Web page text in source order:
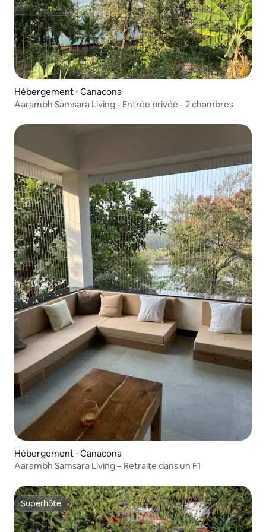
Hébergement ⋅ Canacona
Aarambh Samsara Living - Entrée privée - 2 chambres
Hébergement ⋅ Canacona
Aarambh Samsara Living – Retraite dans un F1
Superhôte
Superhôte